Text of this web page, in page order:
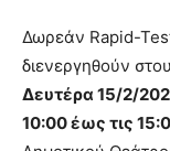
Δωρεάν Rapid-
διενεργηθούν
Δευτέρα 15/2/
10:00 έως τις